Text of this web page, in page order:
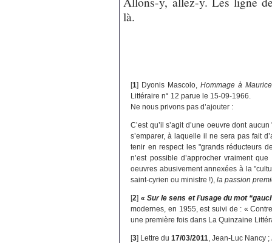
là.
[1] Dyonis Mascolo, Hommage à
Littéraire n° 12 parue le 15-09-1966.
Ne nous privons pas d’ajouter :
C’est qu’il s’agit d’une oeuvre dont
s’emparer, à laquelle il ne sera pas fait
tenir en respect les "grands réducteurs
n’est possible d’approcher vraiment
oeuvres abusivement annexées à la
saint-cyrien ou ministre !), la passion
[2] « Sur le sens et l’usage du mot
modernes, en 1955, est suivi de : «
une première fois dans La Quinzaine
[3] Lettre du17/03/2011 , Jean-Luc Nancy ;